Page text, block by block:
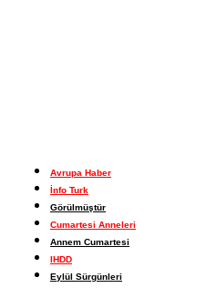
Avrupa Haber
İnfo Turk
Görülmüştür
Cumartesi Anneleri
Annem Cumartesi
IHDD
Eylül Sürgünleri